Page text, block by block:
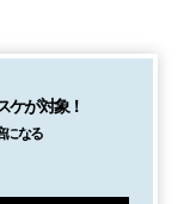
ケが対象！
になる